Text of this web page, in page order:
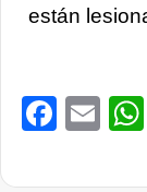
están